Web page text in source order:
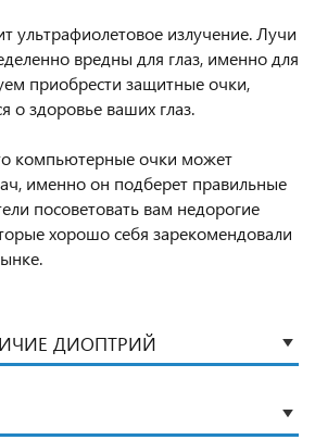
ультрафиолетовое излучение. Лучи
вредны для глаз, именно для
приобрести защитные очки,
о здоровье ваших глаз.
компьютерные очки может
именно он подберет правильные
посоветовать вам недорогие
хорошо себя зарекомендовали
ДИОПТРИЙ